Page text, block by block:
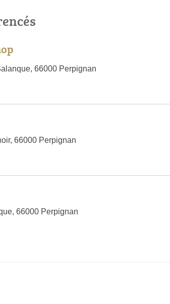
66000 Perpignan
66000 Perpignan
66000 Perpignan